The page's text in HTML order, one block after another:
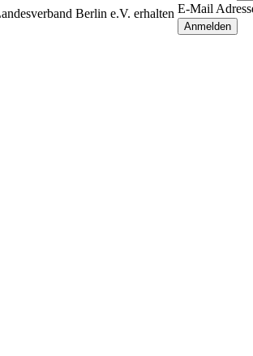
Berlin e.V. erhalten E-Mail